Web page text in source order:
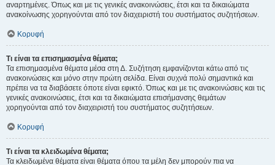
αναρτημένες. Όπως και με τις γενικές ανακοινώσεις, έτσι και τα δικαιώματα
ανακοίνωσης χορηγούνται από τον διαχειριστή του συστήματος συζητήσεων.
Κορυφή
Τι είναι τα επισημασμένα θέματα;
Τα επισημασμένα θέματα μέσα στη Δ. Συζήτηση εμφανίζονται κάτω από τις
ανακοινώσεις και μόνο στην πρώτη σελίδα. Είναι συχνά πολύ σημαντικά και
πρέπει να τα διαβάσετε όποτε είναι εφικτό. Όπως και με τις ανακοινώσεις και τις
γενικές ανακοινώσεις, έτσι και τα δικαιώματα επισήμανσης θεμάτων
χορηγούνται από τον διαχειριστή του συστήματος συζητήσεων.
Κορυφή
Τι είναι τα κλειδωμένα θέματα;
Τα κλειδωμένα θέματα είναι θέματα όπου τα μέλη δεν μπορούν πια να